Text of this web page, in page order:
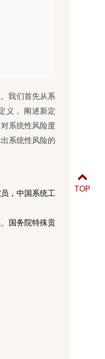
我们首先从系
义， 阐述新定
系统性风险度
系统性风险的
，中国系统工
国务院特殊贡
TOP